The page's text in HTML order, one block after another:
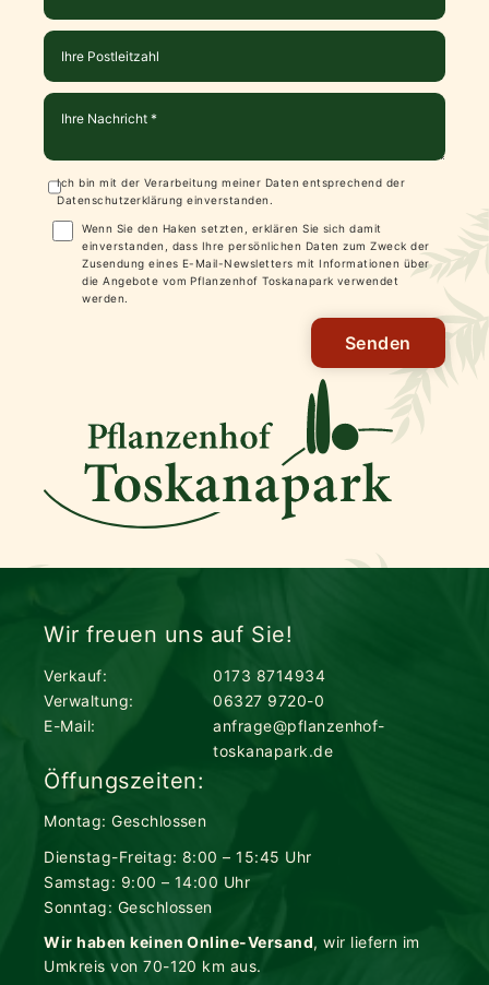
Ich bin mit der Verarbeitung meiner Daten entsprechend der
Datenschutzerklärung einverstanden.
Wenn Sie den Haken setzten, erklären Sie sich damit
einverstanden, dass Ihre persönlichen Daten zum Zweck der
Zusendung eines E-Mail-Newsletters mit Informationen über
die Angebote vom Pflanzenhof Toskanapark verwendet
werden.
Senden
Wir freuen uns auf Sie!
Verkauf:
0173 8714934
Verwaltung:
06327 9720-0
E-Mail:
anfrage@pflanzenhof-
toskanapark.de
Öffungszeiten:
Montag: Geschlossen
Dienstag-Freitag: 8:00 – 15:45 Uhr
Samstag: 9:00 – 14:00 Uhr
Sonntag: Geschlossen
Wir haben keinen Online-Versand, wir liefern im
Umkreis von 70-120 km aus.